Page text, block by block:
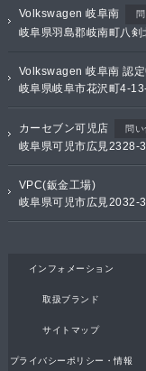
Volkswagen 岐阜南
岐阜県羽島郡岐南町八
Volkswagen 岐阜南 認
岐阜県岐阜市花沢町4-
カーセブン可児店 問
岐阜県可児市広見
VPC(鈑金工場)
岐阜県可児市広見2032-3
インフォメーション
取扱ブランド
サイトマップ
プライバシーポリシー・情報